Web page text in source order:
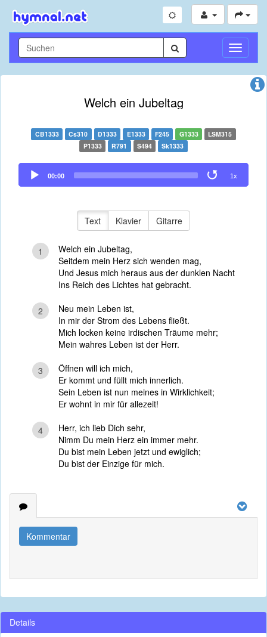
Welch ein Jubeltag
CB1333 Cs310 D1333 E1333 F245 G1333
LSM315
P1333
R791 S494 Sk1333
Audio
Player
00:00 1x
Text Klavier Gitarre
1
Welch ein Jubeltag,
Seitdem mein Herz sich wenden mag,
Und Jesus mich heraus aus der dunklen Nacht
Ins Reich des Lichtes hat gebracht.
2
Neu mein Leben ist,
In mir der Strom des Lebens fließt.
Mich locken keine irdischen Träume mehr;
Mein wahres Leben ist der Herr.
3
Öffnen will ich mich,
Er kommt und füllt mich innerlich.
Sein Leben ist nun meines in Wirklichkeit;
Er wohnt in mir für allezeit!
4
Herr, ich lieb Dich sehr,
Nimm Du mein Herz ein immer mehr.
Du bist mein Leben jetzt und ewiglich;
Du bist der Einzige für mich.
Kommentar
Details